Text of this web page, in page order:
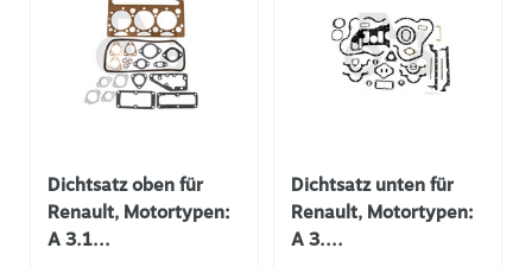
Dichtsatz oben für
Renault, Motortypen:
A 3.1...
Dichtsatz unten für
Renault, Motortypen:
A 3....